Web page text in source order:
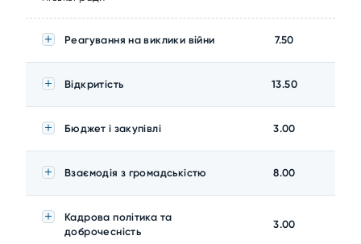
Реагування на виклики війни 7.50
Відкритість 13.50
Бюджет і закупівлі 3.00
Взаємодія з громадськістю 8.00
Кадрова політика та
доброчесність
3.00